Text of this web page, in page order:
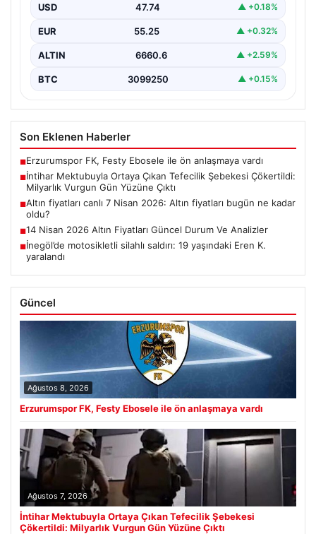
Elazığ'da tefecilere borçlandığını belirterek hayatına
bölgedeki büyük…
USD 47.74 ▲ +0.18%
EUR 55.25 ▲ +0.32%
ALTIN 6660.6 ▲ +2.59%
BTC 3099250 ▲ +0.15%
Son Eklenen Haberler
■Erzurumspor FK, Festy Ebosele ile ön anlaşmaya vardı
■İntihar Mektubuyla Ortaya Çıkan Tefecilik Şebekesi Çökertildi:
Milyarlık Vurgun Gün Yüzüne Çıktı
■Altın fiyatları canlı 7 Nisan 2026: Altın fiyatları bugün ne kadar
oldu?
■14 Nisan 2026 Altın Fiyatları Güncel Durum Ve Analizler
■İnegöl’de motosikletli silahlı saldırı: 19 yaşındaki Eren K.
yaralandı
Güncel
Ağustos 8, 2026
Erzurumspor FK, Festy Ebosele ile ön anlaşmaya vardı
Ağustos 7, 2026
İntihar Mektubuyla Ortaya Çıkan Tefecilik Şebekesi
Çökertildi: Milyarlık Vurgun Gün Yüzüne Çıktı